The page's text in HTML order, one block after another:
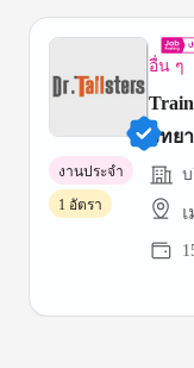
อื่น ๆ
วิทย
ให้)
งานประจำ
1 อัตรา